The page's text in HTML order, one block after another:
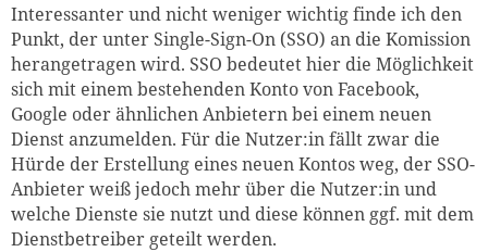
Interessanter und nicht weniger wichtig finde ich den
Punkt, der unter Single-Sign-On (SSO) an die Komission
herangetragen wird. SSO bedeutet hier die Möglichkeit
sich mit einem bestehenden Konto von Facebook,
Google oder ähnlichen Anbietern bei einem neuen
Dienst anzumelden. Für die Nutzer:in fällt zwar die
Hürde der Erstellung eines neuen Kontos weg, der SSO-
Anbieter weiß jedoch mehr über die Nutzer:in und
welche Dienste sie nutzt und diese können ggf. mit dem
Dienstbetreiber geteilt werden.